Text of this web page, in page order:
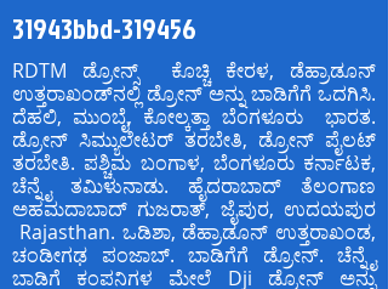
31943bbd-319456
RDTM ಡ್ರೋನ್ಸ್ ಕೊಚ್ಚಿ ಕೇರಳ, ಡೆಹ್ರಾಡೂನ್
ಉತ್ತರಾಖಂಡ್‌ನಲ್ಲಿ ಡ್ರೋನ್ ಅನ್ನು ಬಾಡಿಗೆಗೆ ಒದಗಿಸಿ.
ದೆಹಲಿ, ಮುಂಬೈ, ಕೋಲ್ಕತ್ತಾ ಬೆಂಗಳೂರು ಭಾರತ.
ಡ್ರೋನ್ ಸಿಮ್ಯುಲೇಟರ್ ತರಬೇತಿ, ಡ್ರೋನ್ ಪೈಲಟ್
ತರಬೇತಿ. ಪಶ್ಚಿಮ ಬಂಗಾಳ, ಬೆಂಗಳೂರು ಕರ್ನಾಟಕ,
ಚೆನ್ನೈ ತಮಿಳುನಾಡು. ಹೈದರಾಬಾದ್ ತೆಲಂಗಾಣ
ಅಹಮದಾಬಾದ್ ಗುಜರಾತ್, ಜೈಪುರ, ಉದಯಪುರ
Rajasthan. ಒಡಿಶಾ, ಡೆಹ್ರಾಡೂನ್ ಉತ್ತರಾಖಂಡ,
ಚಂಡೀಗಢ ಪಂಜಾಬ್. ಬಾಡಿಗೆಗೆ ಡ್ರೋನ್. ಚೆನ್ನೈ
ಬಾಡಿಗೆ ಕಂಪನಿಗಳ ಮೇಲೆ Dji ಡ್ರೋನ್ ಅನ್ನು